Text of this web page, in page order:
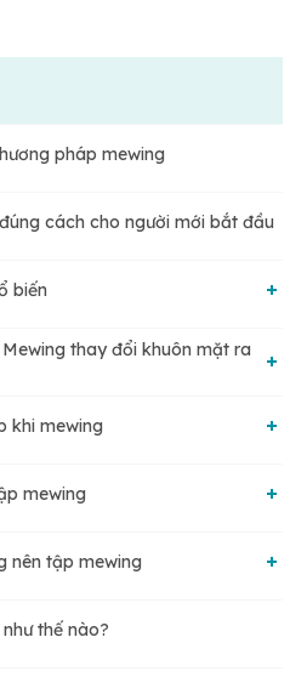
pháp mewing
cách cho người mới bắt đầu
biến
thay đổi khuôn mặt ra
mặt
khi mewing
mewing
nên tập mewing
thế nào?